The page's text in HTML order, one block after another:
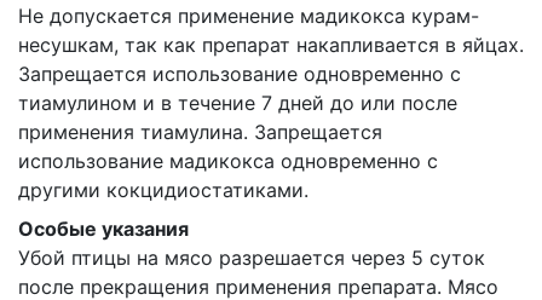
Не допускается применение мадикокса курам-
несушкам, так как препарат накапливается в яйцах.
Запрещается использование одновременно с
тиамулином и в течение 7 дней до или после
применения тиамулина. Запрещается
использование мадикокса одновременно с
другими кокцидиостатиками.
Особые указания
Убой птицы на мясо разрешается через 5 суток
после прекращения применения препарата. Мясо